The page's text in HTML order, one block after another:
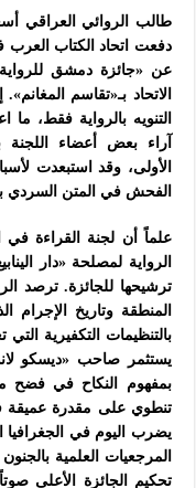
طالب الروائي العراقي
دفعت اتحاد الكتاب العرب
عن «جائزة دمشق للرواية
الاتحاد بـ«تقاسم
التنويه بالرواية فقط،
آراء بعض أعضاء اللجنة
الأولى، وقد استبعدت
الفحش في المتن السردي
علماً أن لجنة القراءة
الرواية لمصلحة «دار
ترشيحها للجائزة. ترصد
المنطقة وتاريخ الإجرام
بالتنظيمات التكفيرية
يستثمر صاحب «ديسكو
بمفهوم النكاح في فضح
تنطوي على مقدرة عميقة
يضرب اليوم في الجغرافيا
المرجعيات العلمية
تحكيم الجائزة الأعلى